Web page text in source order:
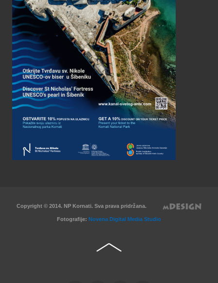
Copyright © 2014. NP Kornati. Sva prava pridržana.
Fotografije: Novena Digital Media Studio